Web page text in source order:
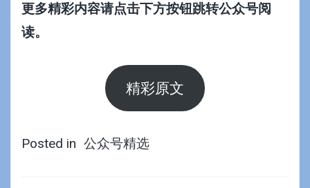
更多精彩内容请点击下方按钮跳转公众号阅
读。
精彩原文
Posted in 公众号精选